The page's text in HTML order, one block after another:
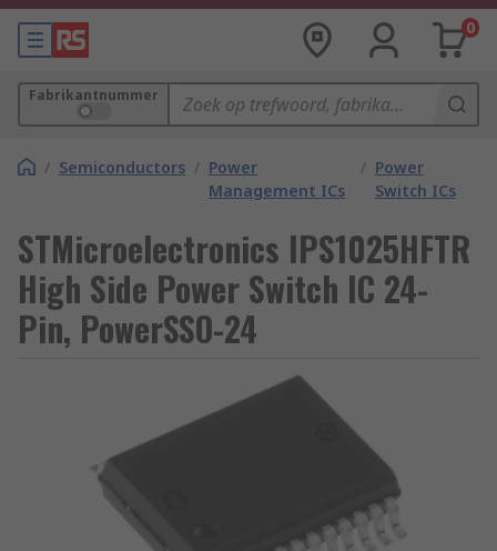
0
Fabrikantnummer
/ Semiconductors / Power
Management ICs
/ Power
Switch ICs
STMicroelectronics IPS1025HFTR
High Side Power Switch IC 24-
Pin, PowerSSO-24